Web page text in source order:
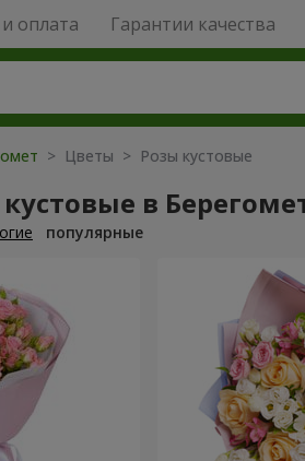
оплата Гарантии качества
> Цветы > Розы кустовые
в
популярные